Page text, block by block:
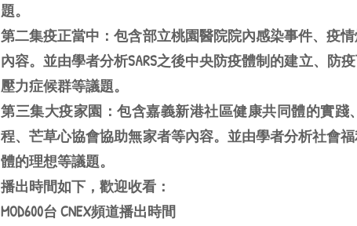
題。
第二集疫正當中：包含部立桃園醫院院內感染事件、疫
內容。並由學者分析SARS之後中央防疫體制的建立、防
壓力症候群等議題。
第三集大疫家園：包含嘉義新港社區健康共同體的實
程、芒草心協會協助無家者等內容。並由學者分析社會
體的理想等議題。
播出時間如下，歡迎收看：
MOD600台 CNEX頻道播出時間